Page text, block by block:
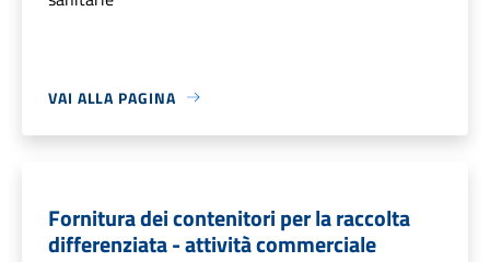
VAI ALLA PAGINA
Fornitura dei contenitori per la raccolta
differenziata - attività commerciale